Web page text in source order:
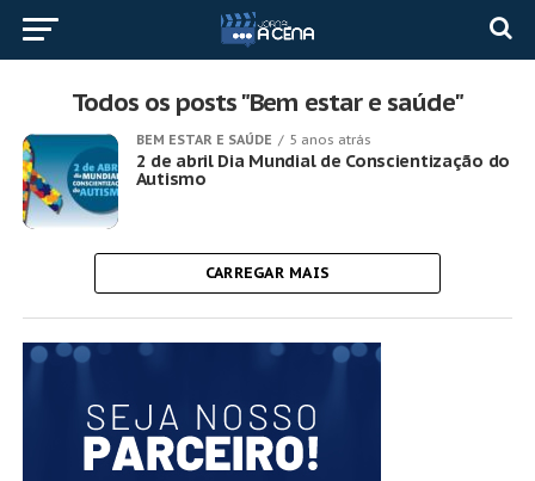
Todos os posts "Bem estar e saúde"
BEM ESTAR E SAÚDE 5 anos atrás
2 de abril Dia Mundial de Conscientização do
Autismo
CARREGAR MAIS